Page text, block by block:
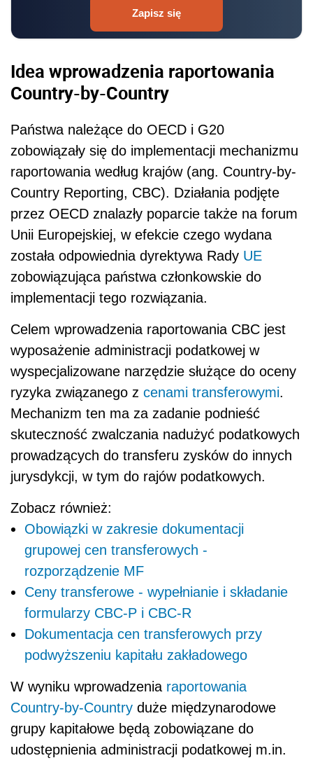
Zapisz się
Idea wprowadzenia raportowania
Country-by-Country
Państwa należące do OECD i G20
zobowiązały się do implementacji mechanizmu
raportowania według krajów (ang. Country-by-
Country Reporting, CBC). Działania podjęte
przez OECD znalazły poparcie także na forum
Unii Europejskiej, w efekcie czego wydana
została odpowiednia dyrektywa Rady UE
zobowiązująca państwa członkowskie do
implementacji tego rozwiązania.
Celem wprowadzenia raportowania CBC jest
wyposażenie administracji podatkowej w
wyspecjalizowane narzędzie służące do oceny
ryzyka związanego z cenami transferowymi.
Mechanizm ten ma za zadanie podnieść
skuteczność zwalczania nadużyć podatkowych
prowadzących do transferu zysków do innych
jurysdykcji, w tym do rajów podatkowych.
Zobacz również:
Obowiązki w zakresie dokumentacji
grupowej cen transferowych -
rozporządzenie MF
Ceny transferowe - wypełnianie i składanie
formularzy CBC-P i CBC-R
Dokumentacja cen transferowych przy
podwyższeniu kapitału zakładowego
W wyniku wprowadzenia raportowania
Country-by-Country duże międzynarodowe
grupy kapitałowe będą zobowiązane do
udostępnienia administracji podatkowej m.in.